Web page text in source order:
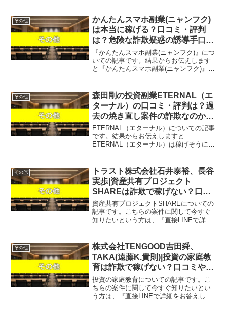
非常に高いという結果になりました。
SNSやネット広告で突...
その他
かんたんスマホ副業(ニャンフク)
は本当に稼げる？口コミ・評判
は？危険な詐欺疑惑の誘導手口を
完全公開
『かんたんスマホ副業(ニャンフク)』につ
いての記事です。結果からお伝えします
と『かんたんスマホ副業(ニャンフク)』は
した。近年、「現金でも簡単に100万円目
指せる」「ス...
その他
森田剛の投資副業ETERNAL（エ
ターナル）の口コミ・評判は？過
去の焼き直し案件の詐欺なのか？
実態解説！
ETERNAL（エターナル）についての記事
です。結果からお伝えしますと
ETERNAL（エターナル）は稼げそうにな
いという結果になりました。「ウェブ収
入プロジェクト ...
その他
トラスト株式会社石井泰裕、長谷
実歩|資産共有プロジェクト
SHAREは詐欺で稼げない？口コ
ミや評判を徹底調査しました！
資産共有プロジェクトSHAREについての
記事です。こちらの案件に関して今すぐ
知りたいという方は、『直接LINEで詳細
という方は、自分が実際にやっていて、
稼げている案件を...
その他
株式会社TENGOOD吉田舜、
TAKA(遠藤K.貴則)|投資の家庭教
育は詐欺で稼げない？口コミや評
判を徹底調査しました！
投資の家庭教育についての記事です。こ
ちらの案件に関して今すぐ知りたいとい
う方は、『直接LINEで詳細をお答えしま